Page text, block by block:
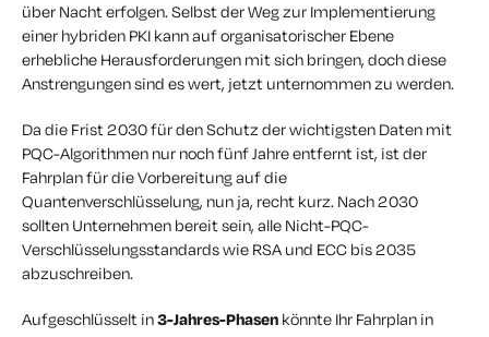
über Nacht erfolgen. Selbst der Weg zur Implementierung
einer hybriden PKI kann auf organisatorischer Ebene
erhebliche Herausforderungen mit sich bringen, doch diese
Anstrengungen sind es wert, jetzt unternommen zu werden.
Da die Frist 2030 für den Schutz der wichtigsten Daten mit
PQC-Algorithmen nur noch fünf Jahre entfernt ist, ist der
Fahrplan für die Vorbereitung auf die
Quantenverschlüsselung, nun ja, recht kurz. Nach 2030
sollten Unternehmen bereit sein, alle Nicht-PQC-
Verschlüsselungsstandards wie RSA und ECC bis 2035
abzuschreiben.
Aufgeschlüsselt in3-Jahres-Phasen könnte Ihr Fahrplan in